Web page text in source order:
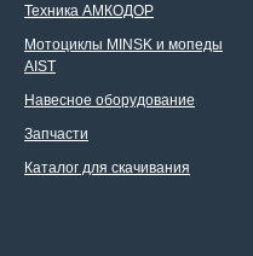
Техника АМКОДОР
Мотоциклы MINSK и мопеды
AIST
Навесное оборудование
Запчасти
Каталог для скачивания